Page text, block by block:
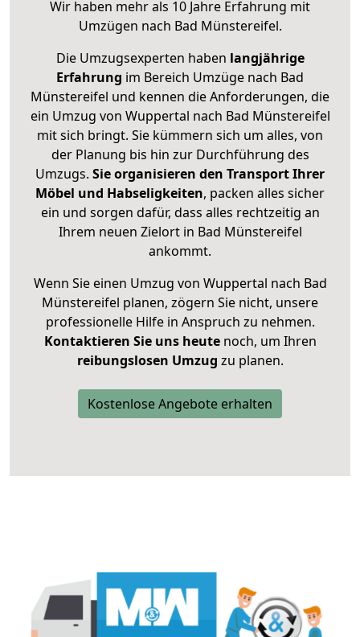
Wir haben mehr als 10 Jahre Erfahrung mit
Umzügen nach Bad Münstereifel.
Die Umzugsexperten haben langjährige
Erfahrung im Bereich Umzüge nach Bad
Münstereifel und kennen die Anforderungen, die
ein Umzug von Wuppertal nach Bad Münstereifel
mit sich bringt. Sie kümmern sich um alles, von
der Planung bis hin zur Durchführung des
Umzugs. Sie organisieren den Transport Ihrer
Möbel und Habseligkeiten, packen alles sicher
ein und sorgen dafür, dass alles rechtzeitig an
Ihrem neuen Zielort in Bad Münstereifel
ankommt.
Wenn Sie einen Umzug von Wuppertal nach Bad
Münstereifel planen, zögern Sie nicht, unsere
professionelle Hilfe in Anspruch zu nehmen.
Kontaktieren Sie uns heutenoch, um Ihren
reibungslosen Umzug zu planen.
Kostenlose Angebote erhalten